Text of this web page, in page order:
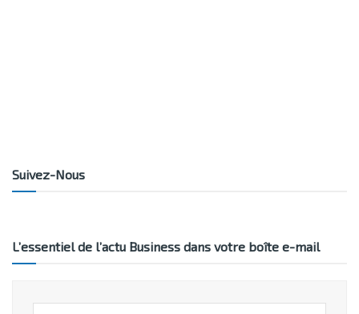
Suivez-Nous
L’essentiel de l’actu Business dans votre boîte e-mail